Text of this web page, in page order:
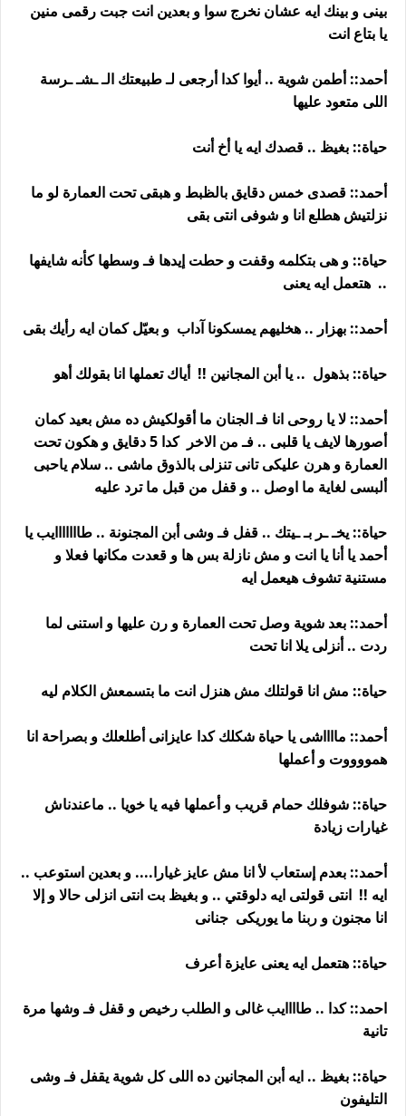
بينى و بينك ايه عشان نخرج سوا و بعدين انت جبت رقمى منين
يا بتاع انت
أحمد:: أطمن شوية .. أيوا كدا أرجعى لـ طبيعتك الـ ـشـ ـرسة
اللى متعود عليها
حياة:: بغيظ .. قصدك ايه يا أخ أنت
أحمد:: قصدى خمس دقايق بالظبط و هبقى تحت العمارة لو ما
نزلتيش هطلع انا و شوفى انتى بقى
حياة:: و هى بتكلمه وقفت و حطت إيدها فـ وسطها كأنه شايفها
.. هتعمل ايه يعنى
أحمد:: بهزار .. هخليهم يمسكونا آداب و بعيّل كمان ايه رأيك بقى
حياة:: بذهول .. يا أبن المجانين !! أياك تعملها انا بقولك أهو
أحمد:: لا يا روحى انا فـ الجنان ما أقولكيش ده مش بعيد كمان
أصورها لايف يا قلبى .. فـ من الاخر كدا 5 دقايق و هكون تحت
العمارة و هرن عليكى تانى تنزلى بالذوق ماشى .. سلام ياحبى
ألبسى لغاية ما اوصل .. و قفل من قبل ما ترد عليه
حياة:: يخـ ـر بـ ـيتك .. قفل فـ وشى أبن المجنونة .. طااااااايب يا
أحمد يا أنا يا انت و مش نازلة بس ها و قعدت مكانها فعلا و
مستنية تشوف هيعمل ايه
أحمد:: بعد شوية وصل تحت العمارة و رن عليها و استنى لما
ردت .. أنزلى يلا انا تحت
حياة:: مش انا قولتلك مش هنزل انت ما بتسمعش الكلام ليه
أحمد:: مااااشى يا حياة شكلك كدا عايزانى أطلعلك و بصراحة انا
همووووت و أعملها
حياة:: شوفلك حمام قريب و أعملها فيه يا خويا .. ماعندناش
غيارات زيادة
أحمد:: بعدم إستعاب لأ انا مش عايز غيارا.... و بعدين استوعب ..
ايه !! انتى قولتى ايه دلوقتي .. و بغيظ بت انتى انزلى حالا و إلا
انا مجنون و ربنا ما يوريكى جنانى
حياة:: هتعمل ايه يعنى عايزة أعرف
احمد:: كدا .. طاااايب غالى و الطلب رخيص و قفل فـ وشها مرة
تانية
حياة:: بغيظ .. ايه أبن المجانين ده اللى كل شوية يقفل فـ وشى
التليفون